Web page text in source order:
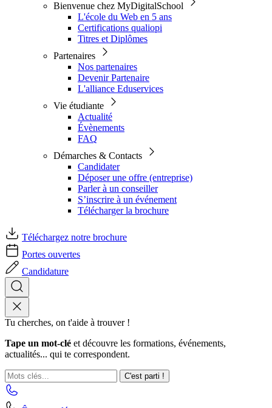
Bienvenue chez MyDigitalSchool
L'école du Web en 5 ans
Certifications qualiopi
Titres et Diplômes
Partenaires
Nos partenaires
Devenir Partenaire
L'alliance Eduservices
Vie étudiante
Actualité
Évènements
FAQ
Démarches & Contacts
Candidater
Déposer une offre (entreprise)
Parler à un conseiller
S’inscrire à un événement
Télécharger la brochure
Téléchargez notre brochure
Portes ouvertes
Candidature
Tu cherches, on t'aide à trouver !
Tape un mot-clé et découvre les formations, événements,
actualités... qui te correspondent.
C'est parti !